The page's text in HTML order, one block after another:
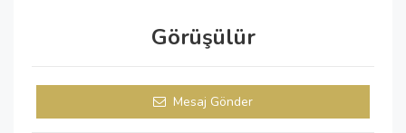
Görüşülür
Mesaj Gönder